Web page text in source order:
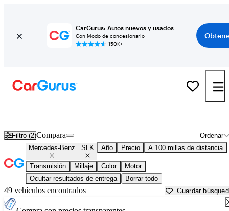
CarGurus: Autos nuevos y usados
Con Modo de concesionario
150K+
Filtro (2) Ordenar
Compara
Mercedes-Benz SLK Año Precio A 100 millas de distancia
Transmisión Millaje Color
Motor
Ocultar resultados de entrega
Borrar todo
49 vehículos encontrados Guardar